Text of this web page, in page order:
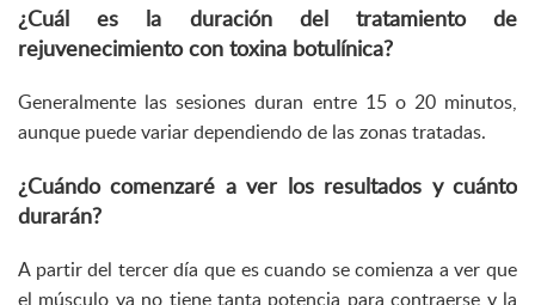
¿Cuál es la duración del tratamiento de
rejuvenecimiento con toxina botulínica?
Generalmente las sesiones duran entre 15 o 20 minutos,
aunque puede variar dependiendo de las zonas tratadas.
¿Cuándo comenzaré a ver los resultados y cuánto
durarán?
A partir del tercer día que es cuando se comienza a ver que
el músculo ya no tiene tanta potencia para contraerse y la